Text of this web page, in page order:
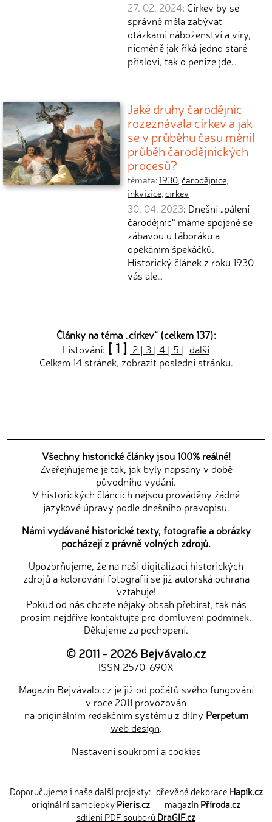
27. 02. 2024: Církev by se
správně měla zabývat
otázkami náboženství a víry,
nicméně jak říká jedno staré
přísloví, tak o peníze jde…
Jaké druhy čarodějnic
rozeznávala církev a jak
se v průběhu času měnil
průběh čarodějnických
procesů?
témata:1930,čarodějnice,
inkvizice,církev
30. 04. 2023: Dnešní „pálení
čarodějnic“ máme spojené se
zábavou u táboráku a
opékáním špekáčků.
Historický článek z roku 1930
vás ale…
Články na téma „církev“ (celkem 137):
Listování: [ 1 ] 2 | 3 | 4 | 5 | další
Celkem 14 stránek, zobrazit poslednístránku.
Všechny historické články jsou 100% reálné!
Zveřejňujeme je tak, jak byly napsány v době
původního vydání.
V historických článcích nejsou prováděny žádné
jazykové úpravy podle dnešního pravopisu.
Námi vydávané historické texty, fotografie a obrázky
pocházejí z právně volných zdrojů.
Upozorňujeme, že na naši digitalizaci historických
zdrojů a kolorování fotografií se již autorská ochrana
vztahuje!
Pokud od nás chcete nějaký obsah přebírat, tak nás
prosím nejdříve kontaktujte pro domluvení podmínek.
Děkujeme za pochopení.
© 2011 - 2026Bejvávalo.cz
ISSN 2570-690X
Magazín Bejvávalo.cz je již od počátů svého fungování
v roce 2011 provozován
na originálním redakčním systému z dílny Perpetum
web design.
Nastavení soukromí a cookies
Doporučujeme i naše další projekty: dřevěné dekorace Hapík.cz
— originální samolepkyPieris.cz — magazínPříroda.cz —
sdílení PDF souborůDraGIF.cz